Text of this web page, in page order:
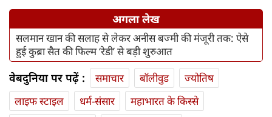
अगला लेख
सलमान खान की सलाह से लेकर अनीस बज्मी की मंजूरी तक: ऐसे
हुई कुब्रा सैत की फिल्म ‘रेडी’ से बड़ी शुरुआत
वेबदुनिया पर पढ़ें : समाचार बॉलीवुड
ज्योतिष
लाइफ स्‍टाइल
धर्म-संसार
महाभारत के किस्से